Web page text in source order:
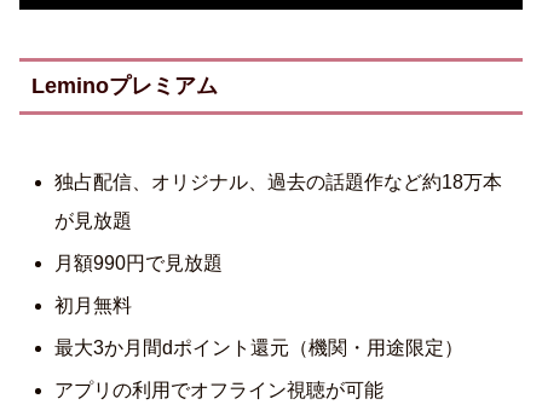
Leminoプレミアム
独占配信、オリジナル、過去の話題作など約18万本
が見放題
月額990円で見放題
初月無料
最大3か月間dポイント還元（機関・用途限定）
アプリの利用でオフライン視聴が可能